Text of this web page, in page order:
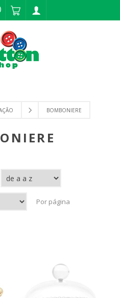
BOMBONIERE
Por página